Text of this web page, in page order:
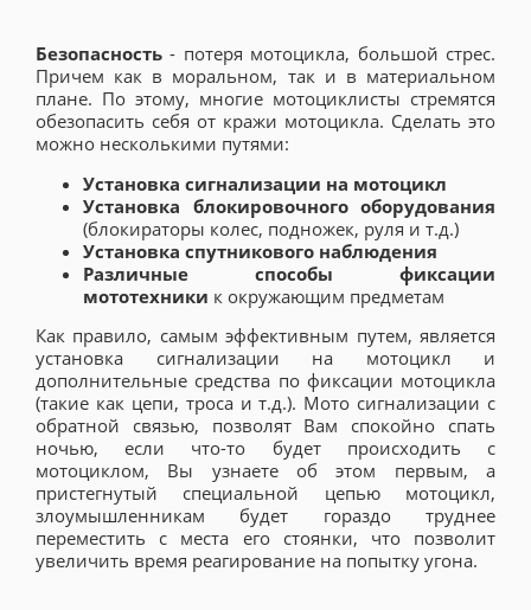
Безопасность - потеря мотоцикла, большой стрес.
Причем как в моральном, так и в материальном
плане. По этому, многие мотоциклисты стремятся
обезопасить себя от кражи мотоцикла. Сделать это
можно несколькими путями:
Установка сигнализации на мотоцикл
Установка блокировочного оборудования
(блокираторы колес, подножек, руля и т.д.)
Установка спутникового наблюдения
Различные способы фиксации
мототехники к окружающим предметам
Как правило, самым эффективным путем, является
установка сигнализации на мотоцикл и
дополнительные средства по фиксации мотоцикла
(такие как цепи, троса и т.д.). Мото сигнализации с
обратной связью, позволят Вам спокойно спать
ночью, если что-то будет происходить с
мотоциклом, Вы узнаете об этом первым, а
пристегнутый специальной цепью мотоцикл,
злоумышленникам будет гораздо труднее
переместить с места его стоянки, что позволит
увеличить время реагирование на попытку угона.